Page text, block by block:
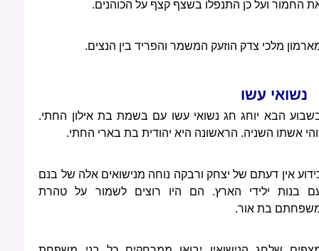
החמור ועל כן התנפלו בשצף קצף על הכוהנים.
מלכי צדק הוזעק המשמר והפריד בין הנצים.
נשואי עשו
הבא יוחג חג נשואי עשו עם בשמת בת אילון החתי.
אשתו השניה. הראשונה היא יהודית בת בארי החתי.
אין דעתם של יצחק ורבקה נוחה מנישואים אלה של בנם
בנות ילידי הארץ. הם היו רוצים לשמור על טהרת
בת אור.